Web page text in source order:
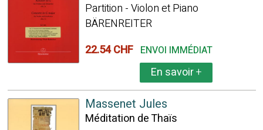
Partition - Violon et Piano
BÄRENREITER
22.54 CHF ENVOI IMMÉDIAT
En savoir+
Massenet Jules
Méditation de Thaïs